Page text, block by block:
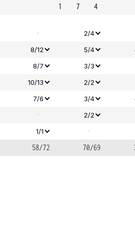
1
7
4
-
2/4
8/12 5/4
8/7 3/3
10/13 2/2
7/6 3/4
-
2/2
1/1
-
58/72 70/69